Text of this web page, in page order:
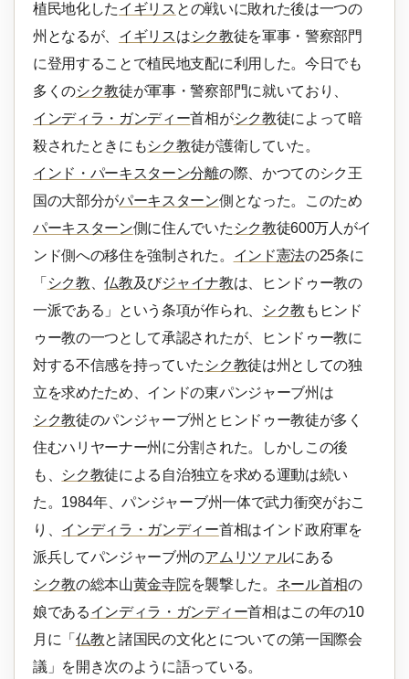
植民地化したイギリス との戦いに敗れた後は一つの
州となるが、 イギリスはシク教徒を軍事・警察部門
に登用することで植民地支配に利用した。今日でも
多くのシク教徒が軍事・警察部門に就いており、
インディラ・ガンディー首相がシク教徒によって暗
殺されたときにもシク教徒が護衛していた。
インド・パーキスターン分離の際、かつてのシク王
国の大部分がパーキスターン側となった。このため
パーキスターン側に住んでいた シク教徒600万人がイ
ンド側への移住を強制された。 インド憲法の25条に
「 シク教 、仏教及びジャイナ教は、ヒンドゥー教の
一派である」という条項が作られ、
シク教 もヒンド
ゥー教の一つとして承認されたが、ヒンドゥー教に
対する不信感を持っていた シク教徒は州としての独
立を求めたため、インドの東パンジャーブ州は
シク教徒のパンジャーブ州とヒンドゥー教徒が多く
住むハリヤーナー州に分割された。しかしこの後
も、 シク教徒による自治独立を求める運動は続い
た。1984年、パンジャーブ州一体で武力衝突がおこ
り、 インディラ・ガンディー首相はインド政府軍を
派兵してパンジャーブ州のアムリツァルにある
シク教の総本山黄金寺院を襲撃した。 ネール首相の
娘であるインディラ・ガンディー首相はこの年の10
月に「仏教と諸国民の文化とについての第一国際会
議」を開き次のように語っている。